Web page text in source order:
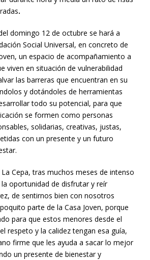
.
domingo 12 de octubre se hará a
Social Universal, en concreto de
un espacio de acompañamiento a
viven en situación de vulnerabilidad
las barreras que encuentran en su
y dotándoles de herramientas
todo su potencial, para que
se formen como personas
solidarias, creativas, justas,
con un presente y un futuro
Cepa, tras muchos meses de intenso
oportunidad de disfrutar y reír
de sentirnos bien con nosotros
parte de la Casa Joven, porque
para que estos menores desde el
respeto y la calidez tengan esa guía,
firme que les ayuda a sacar lo mejor
un presente de bienestar y